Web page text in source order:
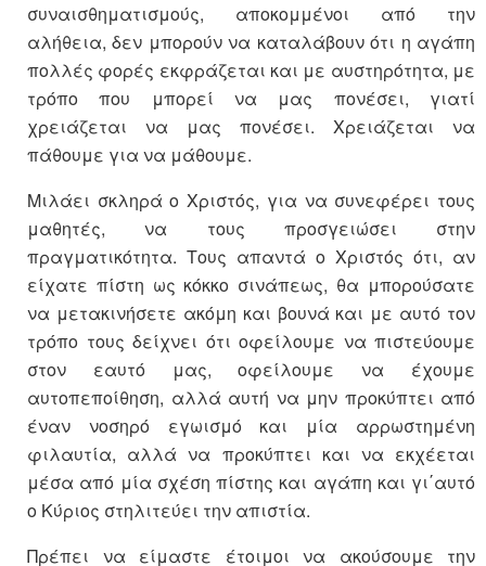
συναισθηματισμούς, αποκομμένοι από την
αλήθεια, δεν μπορούν να καταλάβουν ότι η αγάπη
πολλές φορές εκφράζεται και με αυστηρότητα, με
τρόπο που μπορεί να μας πονέσει, γιατί
χρειάζεται να μας πονέσει. Χρειάζεται να
πάθουμε για να μάθουμε.
Μιλάει σκληρά ο Χριστός, για να συνεφέρει τους
μαθητές, να τους προσγειώσει στην
πραγματικότητα. Τους απαντά ο Χριστός ότι, αν
είχατε πίστη ως κόκκο σινάπεως, θα μπορούσατε
να μετακινήσετε ακόμη και βουνά και με αυτό τον
τρόπο τους δείχνει ότι οφείλουμε να πιστεύουμε
στον εαυτό μας, οφείλουμε να έχουμε
αυτοπεποίθηση, αλλά αυτή να μην προκύπτει από
έναν νοσηρό εγωισμό και μία αρρωστημένη
φιλαυτία, αλλά να προκύπτει και να εκχέεται
μέσα από μία σχέση πίστης και αγάπη και γι΄αυτό
ο Κύριος στηλιτεύει την απιστία.
Πρέπει να είμαστε έτοιμοι να ακούσουμε την